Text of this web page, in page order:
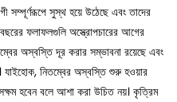
সম্পূর্ণরূপে সুস্থ হয়ে উঠেছে এবং তাদের
ফলাফলগুলি অস্ত্রোপচারের আগের
অস্বস্তি দূর করার সম্ভাবনা রয়েছে এবং
যাইহোক, নিতম্বের অস্বস্তি শুরু হওয়ার
হবেন বলে আশা করা উচিত নয়। কৃত্রিম